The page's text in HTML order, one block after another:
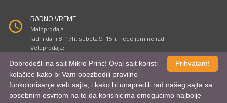
RADNO VREME
Maloprodaja:
radni dani 8-17h, subota 9-15h, nedeljom ne radi
Veleprodaja:
Sve cene su iskazane u dinarima. PDV je uračunat u cenu.
© Mikro Princ 1999 - 2026. Sva prava su zadržana.
Prihvatam!
Dobrodošli na sajt Mikro Princ! Ovaj sajt koristi
kolačiće kako bi Vam obezbedili pravilno
funkcionisanje web sajta, i kako bi unapredili rad našeg sajta sa
posebnim osvrtom na to da korisnicima omogućimo najbolje